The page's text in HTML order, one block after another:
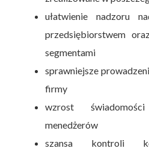
ułatwienie nadzoru
przedsiębiorstwem
segmentami
sprawniejsze
firmy
wzrost
menedżerów
szansa kontroli